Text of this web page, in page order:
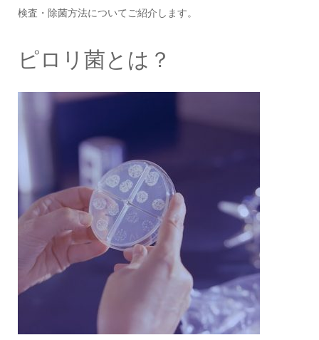
検査・除菌方法についてご紹介します。
ピロリ菌とは？